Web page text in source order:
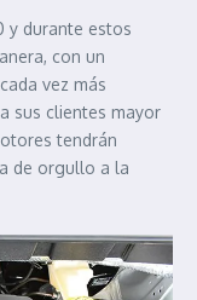
y durante estos
con un
vez más
sus clientes mayor
tendrán
de orgullo a la